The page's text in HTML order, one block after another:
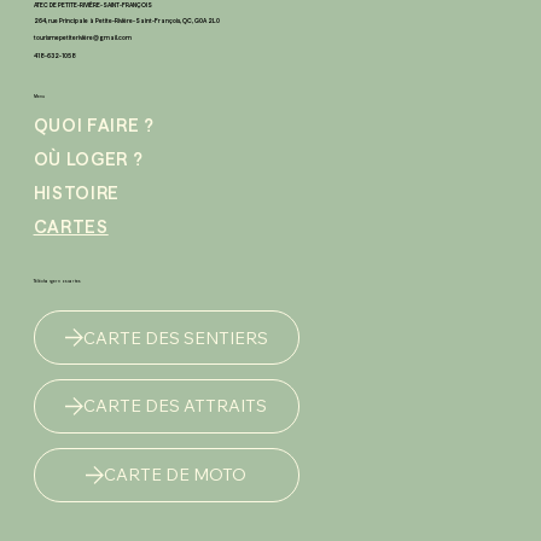
ATEC DE PETITE-RIVIÈRE-SAINT-FRANÇOIS
264, rue Principale à Petite-Rivière-Saint-François, QC, G0A 2L0
tourismepetiterivière@gmail.com
418-632-1058
Menu
QUOI FAIRE ?
OÙ LOGER ?
HISTOIRE
CARTES
Télécharger nos cartes
CARTE DES SENTIERS
CARTE DES ATTRAITS
CARTE DE MOTO